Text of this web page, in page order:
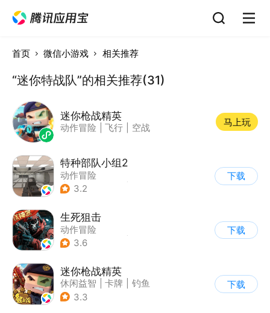
首页 微信小游戏 相关推荐
“迷你特战队”的相关推荐(31)
迷你枪战精英
动作冒险 飞行 空战
马上玩
特种部队小组2
动作冒险
| 第一人称射击
3.2
下载
生死狙击
动作冒险
| 第一人称射击
3.6
下载
迷你枪战精英
休闲益智 卡牌
钓鱼
| 童年
3.3
下载